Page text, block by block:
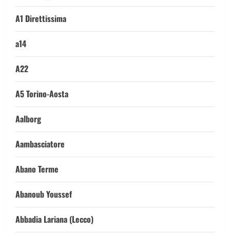
A1 Direttissima
a14
A22
A5 Torino-Aosta
Aalborg
Aambasciatore
Abano Terme
Abanoub Youssef
Abbadia Lariana (Lecco)